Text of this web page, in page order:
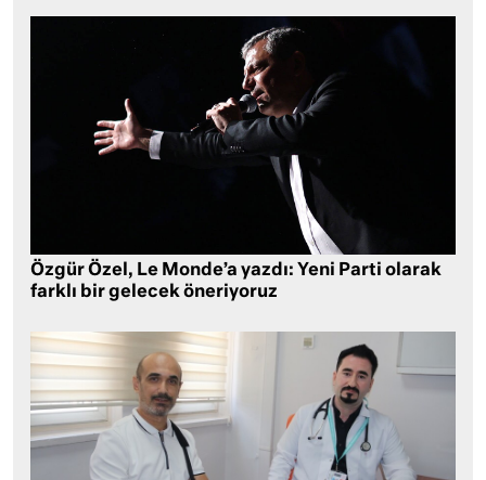
Özgür Özel, Le Monde’a yazdı: Yeni Parti olarak
farklı bir gelecek öneriyoruz